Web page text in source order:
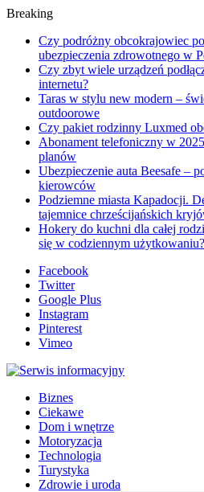
Breaking
Czy podróżny obcokrajowiec
ubezpieczenia zdrowotnego w
Czy zbyt wiele urządzeń
internetu?
Taras w stylu new modern –
outdoorowe
Czy pakiet rodzinny Luxmed
Abonament telefoniczny w
planów
Ubezpieczenie auta Beesafe –
kierowców
Podziemne miasta Kapadocji.
tajemnice chrześcijańskich
Hokery do kuchni dla całej
się w codziennym użytkowaniu?
Facebook
Twitter
Google Plus
Instagram
Pinterest
Vimeo
Biznes
Ciekawe
Dom i wnętrze
Motoryzacja
Technologia
Turystyka
Zdrowie i uroda